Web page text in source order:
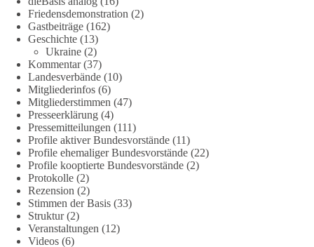
Lasst uns gemeinsam die Kriege in der Ukraine und in Gaza
stoppen!
📅 Wann: Samstag, 29.08.2026, ab 14 Uhr
📍 Wo: Hannover, Opernplatz
ℹ️ Versammlung von dieBasis
🪧 Mehr Infos und warum auch du dich beteiligen solltest:
http://dieBasis.de/friedensdemo
🟩🟩🟦🟦🟥🟥🟧🟧
Friedensfähig statt kriegstüchtig
Wir stehen für
Friedensdemonstration (2)
Gastbeiträge (162)
Geschichte (13)
Ukraine (2)
Kommentar(37)
Landesverbände (10)
Mitgliederinfos (6)
Mitgliederstimmen (47)
Presseerklärung (4)
Pressemitteilungen (111)
Profile aktiver Bundesvorstände (11)
Profile ehemaliger Bundesvorstände (22)
Profile kooptierte Bundesvorstände (2)
Protokolle (2)
Rezension (2)
Stimmen der Basis (33)
Struktur(2)
Veranstaltungen (12)
Videos (6)